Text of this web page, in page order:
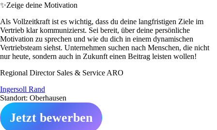
✨Zeige deine Motivation
Als Vollzeitkraft ist es wichtig, dass du deine langfristigen Ziele im
Vertrieb klar kommunizierst. Sei bereit, über deine persönliche
Motivation zu sprechen und wie du dich in einem dynamischen
Vertriebsteam siehst. Unternehmen suchen nach Menschen, die nicht
nur heute, sondern auch in Zukunft einen Beitrag leisten wollen!
Regional Director Sales & Service ARO
Ingersoll Rand
Standort: Oberhausen
Jetzt bewerben